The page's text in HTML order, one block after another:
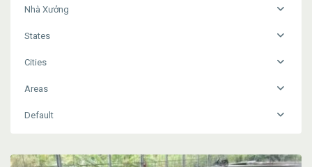
Nhà Xưởng
States
Cities
Areas
Default